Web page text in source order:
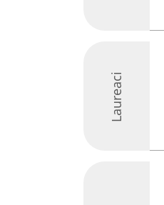
Laureaci